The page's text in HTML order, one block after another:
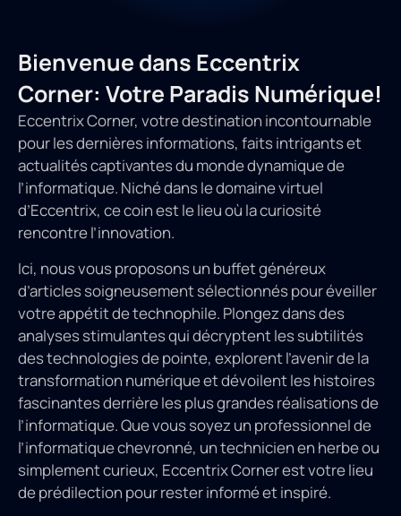
Bienvenue dans Eccentrix
Corner: Votre Paradis Numérique!
Eccentrix Corner, votre destination incontournable
pour les dernières informations, faits intrigants et
actualités captivantes du monde dynamique de
l’informatique. Niché dans le domaine virtuel
d’Eccentrix, ce coin est le lieu où la curiosité
rencontre l’innovation.
Ici, nous vous proposons un buffet généreux
d’articles soigneusement sélectionnés pour éveiller
votre appétit de technophile. Plongez dans des
analyses stimulantes qui décryptent les subtilités
des technologies de pointe, explorent l’avenir de la
transformation numérique et dévoilent les histoires
fascinantes derrière les plus grandes réalisations de
l’informatique. Que vous soyez un professionnel de
l’informatique chevronné, un technicien en herbe ou
simplement curieux, Eccentrix Corner est votre lieu
de prédilection pour rester informé et inspiré.